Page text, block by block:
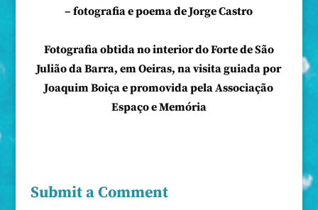
– fotografia e poema de Jorge Castro
Fotografia obtida no interior do Forte de São
Julião da Barra, em Oeiras, na visita guiada por
Joaquim Boiça e promovida pela Associação
Espaço e Memória
Submit a Comment